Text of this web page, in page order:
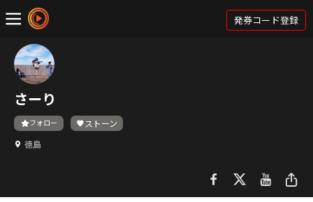
発券コード登録
さーり
フォロー
ストーン
徳島